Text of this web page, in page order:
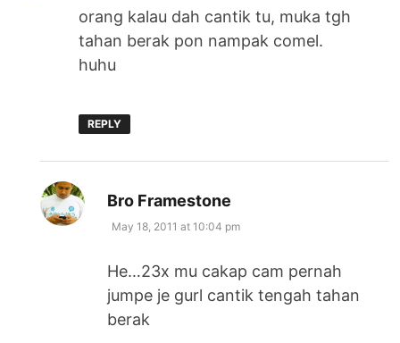
orang kalau dah cantik tu, muka tgh
tahan berak pon nampak comel.
huhu
REPLY
Bro Framestone
May 18, 2011 at 10:04 pm
He…23x mu cakap cam pernah
jumpe je gurl cantik tengah tahan
berak